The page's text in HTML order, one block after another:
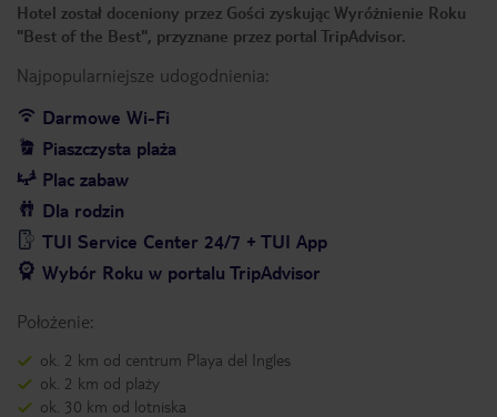
Hotel został doceniony przez Gości zyskując Wyróżnienie Roku
"Best of the Best", przyznane przez portal TripAdvisor.
Najpopularniejsze udogodnienia:
Darmowe Wi-Fi
Piaszczysta plaża
Plac zabaw
Dla rodzin
TUI Service Center 24/7 + TUI App
Wybór Roku w portalu TripAdvisor
Położenie:
ok. 2 km od centrum Playa del Ingles
ok. 2 km od plaży
ok. 30 km od lotniska